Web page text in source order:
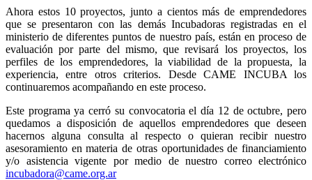
Ahora estos 10 proyectos, junto a cientos más de emprendedores
que se presentaron con las demás Incubadoras registradas en el
ministerio de diferentes puntos de nuestro país, están en proceso de
evaluación por parte del mismo, que revisará los proyectos, los
perfiles de los emprendedores, la viabilidad de la propuesta, la
experiencia, entre otros criterios. Desde CAME INCUBA los
continuaremos acompañando en este proceso.
Este programa ya cerró su convocatoria el día 12 de octubre, pero
quedamos a disposición de aquellos emprendedores que deseen
hacernos alguna consulta al respecto o quieran recibir nuestro
asesoramiento en materia de otras oportunidades de financiamiento
y/o asistencia vigente por medio de nuestro correo electrónico
incubadora@came.org.ar